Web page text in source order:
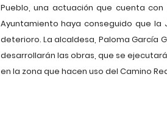
Pueblo, una actuación que cuenta
Ayuntamiento haya conseguido que
deterioro. La alcaldesa, Paloma García
desarrollarán las obras, que se
en la zona que hacen uso del Camino